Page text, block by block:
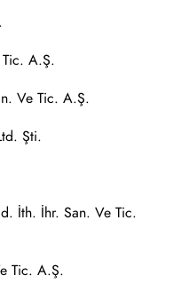
Tic. A.Ş.
Ve Tic. A.Ş.
Şti.
İth. İhr. San. Ve Tic.
Tic. A.Ş.